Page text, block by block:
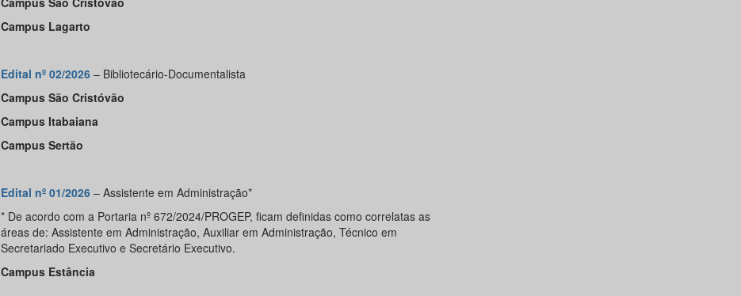
Campus Lagarto
Edital nº 02/2026– Bibliotecário-Documentalista
Campus São Cristóvão
Campus Itabaiana
Campus Sertão
Edital nº 01/2026– Assistente em Administração*
* De acordo com a Portaria nº 672/2024/PROGEP, ficam definidas como correlatas as
áreas de: Assistente em Administração, Auxiliar em Administração, Técnico em
Secretariado Executivo e Secretário Executivo.
Campus Estância